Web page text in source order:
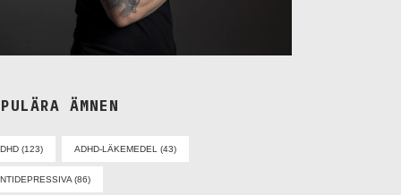
ÄMNEN
(123) ADHD-LÄKEMEDEL (43)
(86)